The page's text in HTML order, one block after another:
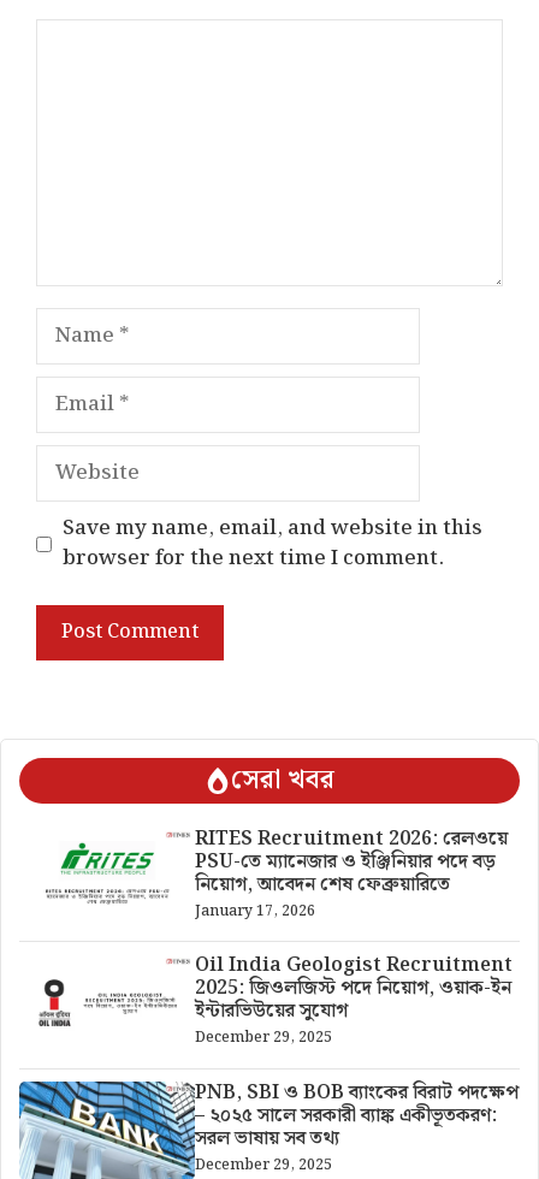
Name
Email
Website
Save my name, email, and website in this
browser for the next time I comment.
সেরা খবর
RITES Recruitment 2026: রেলওয়ে
PSU-তে ম্যানেজার ও ইঞ্জিনিয়ার পদে বড়
নিয়োগ, আবেদন শেষ ফেব্রুয়ারিতে
January 17, 2026
Oil India Geologist Recruitment
2025: জিওলজিস্ট পদে নিয়োগ, ওয়াক-ইন
ইন্টারভিউয়ের সুযোগ
December 29, 2025
PNB, SBI ও BOB ব্যাংকের বিরাট পদক্ষেপ
– ২০২৫ সালে সরকারী ব্যাঙ্ক একীভূতকরণ:
সরল ভাষায় সব তথ্য
December 29, 2025